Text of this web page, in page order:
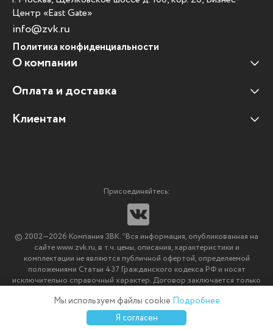
Центр «East Gate»
info@zvk.ru
Политика конфиденциальности
О компании
Наши клиенты
Отзывы клиентов
Оплата и доставка
Оплата и доставка
Клиентам
Мультимедийное оборудование
Импортозамещение ПО
© 2002—2026 Компания ЗВК. *Вся информация, опубликованная на
сайте www.zvk.ru, в т.ч. цены, описания, характеристики и
комплектации не являются публичной офертой, определяемой
положениями Статьи 437 Гражданского кодекса РФ и носят
исключительно справочный характер. Договор заключается только
ЗВК.
Присоединяйтесь:
0 0
Мы используем файлы cookie Подробнее
Я согласен